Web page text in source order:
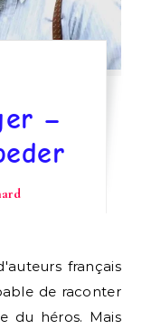
–
français
de raconter
du héros. Mais